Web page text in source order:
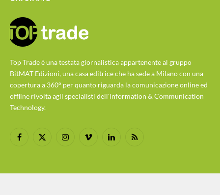
Top Trade è una testata giornalistica appartenente al gruppo
BitMAT Edizioni, una casa editrice che ha sede a Milano con una
copertura a 360° per quanto riguarda la comunicazione online ed
offline rivolta agli specialisti dell'lnformation & Communication
Technology.
Facebook
X
InstagramVimeo LinkedInRSS